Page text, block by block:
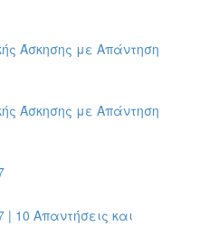
Άσκησης με Απάντηση
Άσκησης με Απάντηση
10 Απαντήσεις και